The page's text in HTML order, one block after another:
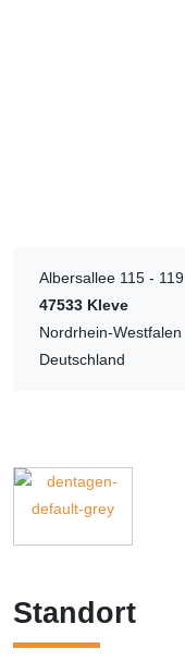
Albersallee 115 - 119
47533 Kleve
Nordrhein-Westfalen
Deutschland
Standort